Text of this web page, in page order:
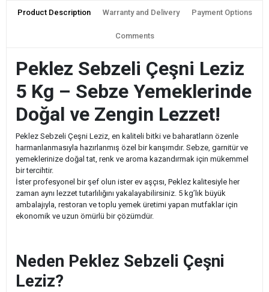
Product Description Warranty and Delivery Payment Options
Comments
Peklez Sebzeli Çeşni Leziz
5 Kg – Sebze Yemeklerinde
Doğal ve Zengin Lezzet!
Peklez Sebzeli Çeşni Leziz, en kaliteli bitki ve baharatların özenle
harmanlanmasıyla hazırlanmış özel bir karışımdır. Sebze, garnitür ve
yemeklerinize doğal tat, renk ve aroma kazandırmak için mükemmel
bir tercihtir.
İster profesyonel bir şef olun ister ev aşçısı, Peklez kalitesiyle her
zaman aynı lezzet tutarlılığını yakalayabilirsiniz. 5 kg’lık büyük
ambalajıyla, restoran ve toplu yemek üretimi yapan mutfaklar için
ekonomik ve uzun ömürlü bir çözümdür.
Neden Peklez Sebzeli Çeşni
Leziz?